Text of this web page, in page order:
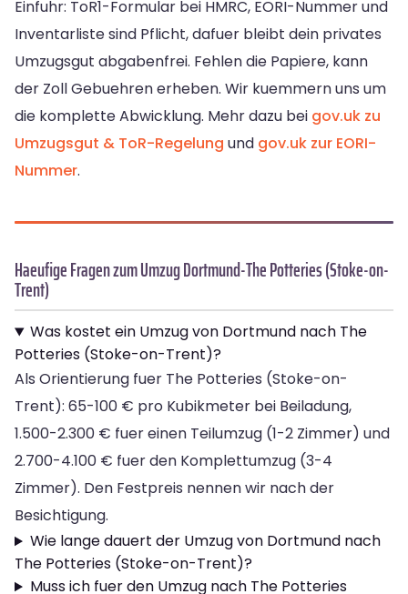
Einfuhr: ToR1-Formular bei HMRC, EORI-Nummer und
Inventarliste sind Pflicht, dafuer bleibt dein privates
Umzugsgut abgabenfrei. Fehlen die Papiere, kann
der Zoll Gebuehren erheben. Wir kuemmern uns um
die komplette Abwicklung. Mehr dazu bei gov.uk zu
Umzugsgut & ToR-Regelung und gov.uk zur EORI-
Nummer.
Haeufige Fragen zum Umzug Dortmund-The Potteries (Stoke-on-
Trent)
Was kostet ein Umzug von Dortmund nach The
Potteries (Stoke-on-Trent)?
Als Orientierung fuer The Potteries (Stoke-on-
Trent): 65-100 € pro Kubikmeter bei Beiladung,
1.500-2.300 € fuer einen Teilumzug (1-2 Zimmer) und
2.700-4.100 € fuer den Komplettumzug (3-4
Zimmer). Den Festpreis nennen wir nach der
Besichtigung.
Wie lange dauert der Umzug von Dortmund nach
The Potteries (Stoke-on-Trent)?
Muss ich fuer den Umzug nach The Potteries